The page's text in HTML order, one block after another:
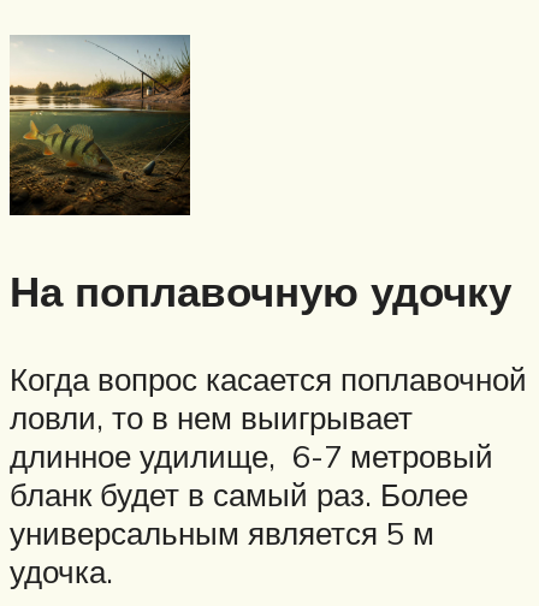
На поплавочную удочку
Когда вопрос касается поплавочной
ловли, то в нем выигрывает
длинное удилище, 6-7 метровый
бланк будет в самый раз. Более
универсальным является 5 м
удочка.